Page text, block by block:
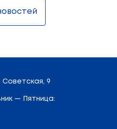
Советская, 9
— Пятница: